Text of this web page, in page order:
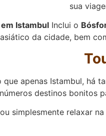
sua
IstambulInclui o
da cidade, bem
apenas Istambul, há
destinos bonitos
simplesmente relaxar na